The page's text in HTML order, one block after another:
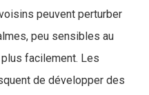
peuvent perturber
peu sensibles au
facilement. Les
de développer des